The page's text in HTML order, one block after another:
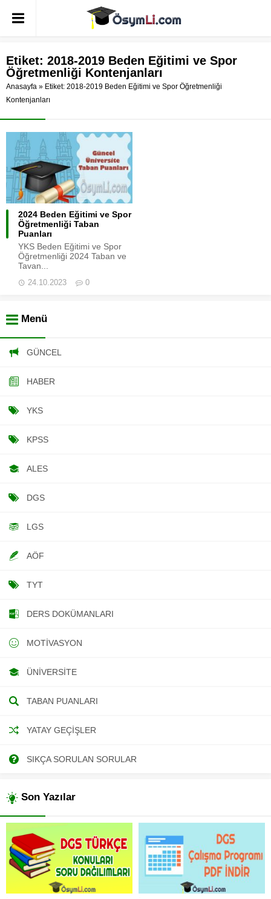
Etiket: 2018-2019 Beden Eğitimi ve Spor
Öğretmenliği Kontenjanları
Anasayfa » Etiket: 2018-2019 Beden Eğitimi ve Spor Öğretmenliği
Kontenjanları
2024 Beden Eğitimi ve Spor
Öğretmenliği Taban
Puanları
YKS Beden Eğitimi ve Spor
Öğretmenliği 2024 Taban ve
Tavan...
24.10.2023 0
Menü
GÜNCEL
HABER
YKS
KPSS
ALES
DGS
LGS
AÖF
TYT
DERS DOKÜMANLARI
MOTIVASYON
ÜNIVERSITE
TABAN PUANLARI
YATAY GEÇIŞLER
SIKÇA SORULAN SORULAR
Son Yazılar